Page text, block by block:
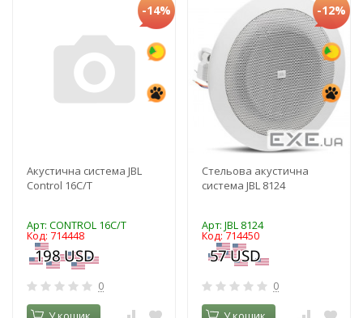
-14%
Акустична система JBL
Control 16C/T
Арт: CONTROL 16C/T
Код: 714448
0
-12%
Стельова акустична
система JBL 8124
Арт: JBL 8124
Код: 714450
0